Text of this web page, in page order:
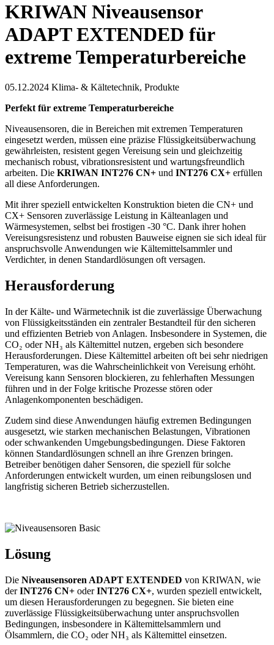
KRIWAN Niveausensor
ADAPT EXTENDED für
extreme Temperaturbereiche
05.12.2024 Klima- & Kältetechnik, Produkte
Perfekt für extreme Temperaturbereiche
Niveausensoren, die in Bereichen mit extremen Temperaturen
eingesetzt werden, müssen eine präzise Flüssigkeitsüberwachung
gewährleisten, resistent gegen Vereisung sein und gleichzeitig
mechanisch robust, vibrationsresistent und wartungsfreundlich
arbeiten. Die KRIWAN INT276 CN+ und INT276 CX+ erfüllen
all diese Anforderungen.
Mit ihrer speziell entwickelten Konstruktion bieten die CN+ und
CX+ Sensoren zuverlässige Leistung in Kälteanlagen und
Wärmesystemen, selbst bei frostigen -30 °C. Dank ihrer hohen
Vereisungsresistenz und robusten Bauweise eignen sie sich ideal für
anspruchsvolle Anwendungen wie Kältemittelsammler und
Verdichter, in denen Standardlösungen oft versagen.
Herausforderung
In der Kälte- und Wärmetechnik ist die zuverlässige Überwachung
von Flüssigkeitsständen ein zentraler Bestandteil für den sicheren
und effizienten Betrieb von Anlagen. Insbesondere in Systemen, die
CO₂ oder NH₃ als Kältemittel nutzen, ergeben sich besondere
Herausforderungen. Diese Kältemittel arbeiten oft bei sehr niedrigen
Temperaturen, was die Wahrscheinlichkeit von Vereisung erhöht.
Vereisung kann Sensoren blockieren, zu fehlerhaften Messungen
führen und in der Folge kritische Prozesse stören oder
Anlagenkomponenten beschädigen.
Zudem sind diese Anwendungen häufig extremen Bedingungen
ausgesetzt, wie starken mechanischen Belastungen, Vibrationen
oder schwankenden Umgebungsbedingungen. Diese Faktoren
können Standardlösungen schnell an ihre Grenzen bringen.
Betreiber benötigen daher Sensoren, die speziell für solche
Anforderungen entwickelt wurden, um einen reibungslosen und
langfristig sicheren Betrieb sicherzustellen.
Lösung
Die Niveausensoren ADAPT EXTENDED von KRIWAN, wie
derINT276 CN+ oderINT276 CX+, wurden speziell entwickelt,
um diesen Herausforderungen zu begegnen. Sie bieten eine
zuverlässige Flüssigkeitsüberwachung unter anspruchsvollen
Bedingungen, insbesondere in Kältemittelsammlern und
Ölsammlern, die CO₂ oder NH₃ als Kältemittel einsetzen.